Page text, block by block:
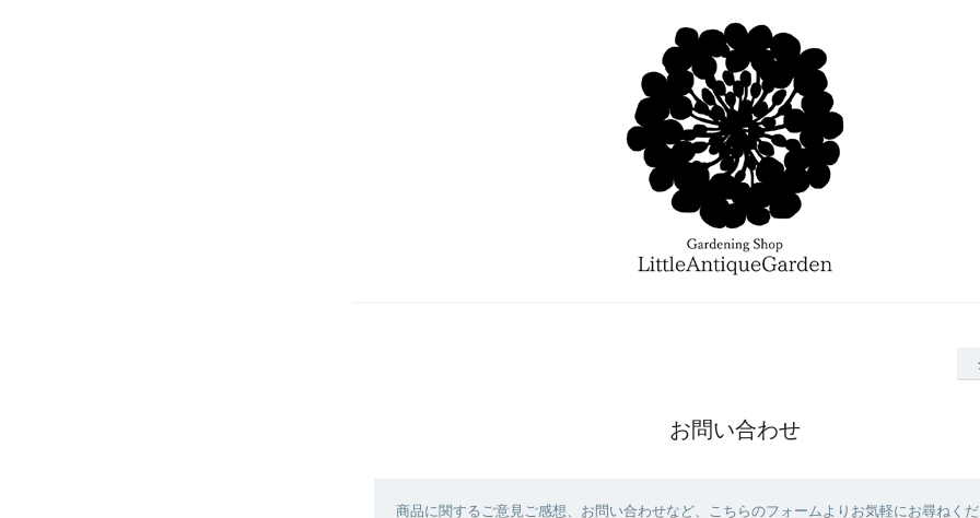
お問い合わせ
商品に関するご意見ご感想、お問い合わせなど、こちらのフォームよりお気軽にお尋ねく